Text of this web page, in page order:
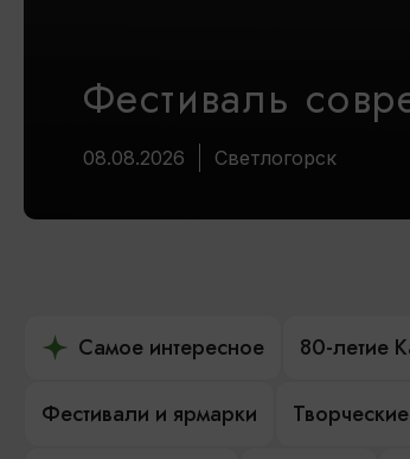
Фестиваль
08.08.2026 Светлогорск
Самое интересное 80-летие
Фестивали и ярмарки